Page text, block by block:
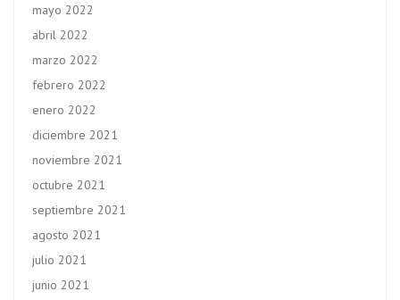
mayo 2022
abril 2022
marzo 2022
febrero 2022
enero 2022
diciembre 2021
noviembre 2021
octubre 2021
septiembre 2021
agosto 2021
julio 2021
junio 2021